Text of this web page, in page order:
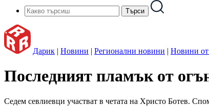
Дарик | Новини | Регионални новини | Новини
Последният пламък от
Седем севлиевци участват в четата на Христо Ботев.